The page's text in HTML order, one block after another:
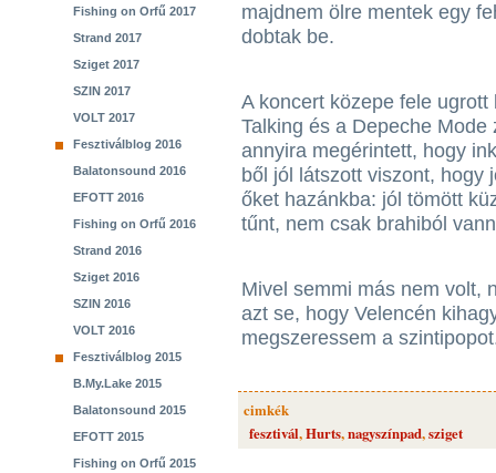
Fishing on Orfű 2017
Strand 2017
Sziget 2017
SZIN 2017
VOLT 2017
Fesztiválblog 2016
Balatonsound 2016
EFOTT 2016
Fishing on Orfű 2016
Strand 2016
Sziget 2016
SZIN 2016
VOLT 2016
Fesztiválblog 2015
B.My.Lake 2015
Balatonsound 2015
EFOTT 2015
Fishing on Orfű 2015
majdnem ölre mentek egy
dobtak be.
A koncert közepe fele
Talking és a Depeche
annyira megérintett, hogy
ből jól látszott viszont, hogy
őket hazánkba: jól tömött
tűnt, nem csak brahiból
Mivel semmi más nem volt,
azt se, hogy Velencén
megszeressem a
cimkék
fesztivál,Hurts,nagyszínpad,sziget